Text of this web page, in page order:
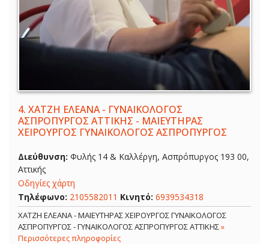
4. ΧΑΤΖΗ ΕΛΕΑΝΑ - ΓΥΝΑΙΚΟΛΟΓΟΣ
ΑΣΠΡΟΠΥΡΓΟΣ ΑΤΤΙΚΗΣ - ΜΑΙΕΥΤΗΡΑΣ
ΧΕΙΡΟΥΡΓΟΣ ΓΥΝΑΙΚΟΛΟΓΟΣ ΑΣΠΡΟΠΥΡΓΟΣ
Διεύθυνση: Φυλής 14 & Καλλέργη, Ασπρόπυργος 193 00,
Αττικής
Οδηγίες χάρτη
Τηλέφωνο: 2105582011 Κινητό: 6939534318
ΧΑΤΖΗ ΕΛΕΑΝΑ - ΜΑΙΕΥΤΗΡΑΣ ΧΕΙΡΟΥΡΓΟΣ ΓΥΝΑΙΚΟΛΟΓΟΣ
ΑΣΠΡΟΠΥΡΓΟΣ - ΓΥΝΑΙΚΟΛΟΓΟΣ ΑΣΠΡΟΠΥΡΓΟΣ ΑΤΤΙΚΗΣ»
Περισσότερες πληροφορίες